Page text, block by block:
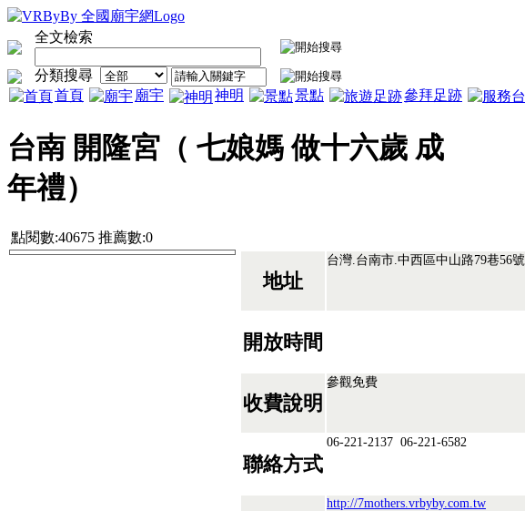
全文檢索
分類搜尋
首頁
廟宇 神明 景點 參拜足跡
台南 開隆宮（ 七娘媽 做十六歲 成
年禮）
點閱數:40675 推薦數:0
地址
台灣.台南市.中西區中山路79巷56號
開放時間
收費說明
參觀免費
聯絡方式
06-221-2137 06-221-6582
http://7mothers.vrbyby.com.tw